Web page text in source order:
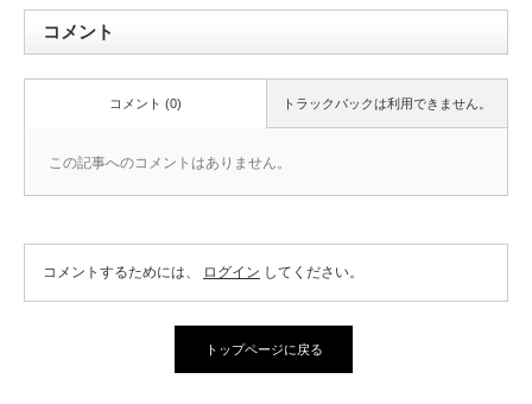
コメント
トラックバックは利用できません。
コメント (0)
この記事へのコメントはありません。
コメントするためには、 ログイン してください。
トップページに戻る